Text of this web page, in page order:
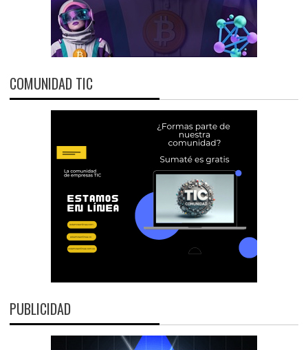
COMUNIDAD TIC
PUBLICIDAD